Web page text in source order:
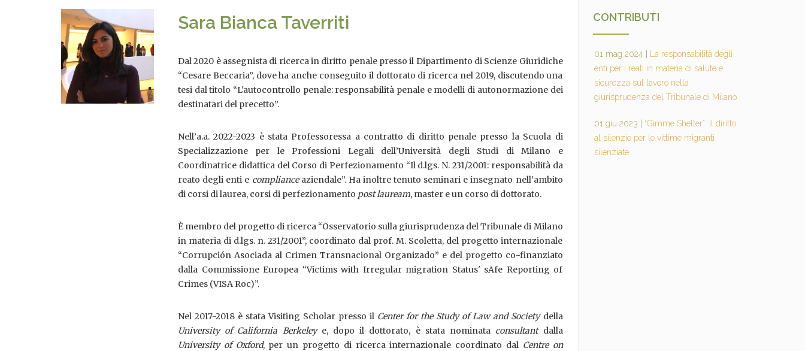
Sara Bianca Taverriti
Dal 2020 è assegnista di ricerca in diritto penale presso il Dipartimento di Scienze Giuridiche
“Cesare Beccaria”, dove ha anche conseguito il dottorato di ricerca nel 2019, discutendo una
tesi dal titolo “L'autocontrollo penale: responsabilità penale e modelli di autonormazione dei
destinatari del precetto”.
Nell’a.a. 2022-2023 è stata Professoressa a contratto di diritto penale presso la Scuola di
Specializzazione per le Professioni Legali dell’Università degli Studi di Milano e
Coordinatrice didattica del Corso di Perfezionamento “Il d.lgs. N. 231/2001: responsabilità da
reato degli enti e complianceaziendale”. Ha inoltre tenuto seminari e insegnato nell’ambito
di corsi di laurea, corsi di perfezionamento postlauream, master e un corso di dottorato.
È membro del progetto di ricerca “Osservatorio sulla giurisprudenza del Tribunale di Milano
in materia di d.lgs. n. 231/2001”, coordinato dal prof. M. Scoletta, del progetto internazionale
“Corrupción Asociada al Crimen Transnacional Organizado” e del progetto co-finanziato
dalla Commissione Europea “Victims with Irregular migration Status' sAfe Reporting of
Crimes (VISA Roc)”.
Nel 2017-2018 è stata Visiting Scholar presso il Center for the Study of Law and Societydella
University of California Berkeleye, dopo il dottorato, è stata nominata consultantdalla
University of Oxford, per un progetto di ricerca internazionale coordinato dal Centre on
CONTRIBUTI
01 mag 2024
La responsabilità degli
enti per i reati in materia di salute e
sicurezza sul lavoro nella
giurisprudenza del Tribunale di Milano
01 giu 2023
“Gimme Shelter”: il diritto
al silenzio per le vittime migranti
silenziate